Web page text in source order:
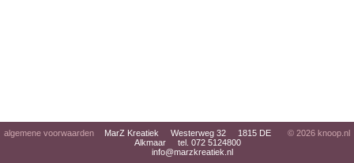
algemene voorwaarden
MarZ Kreatiek Westerweg 32 1815 DE
Alkmaar tel. 072 5124800
info@marzkreatiek.nl
© 2026 knoop.nl